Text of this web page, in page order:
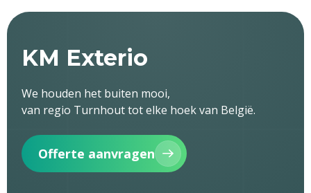
KM Exterio
We houden het buiten mooi,
van regio Turnhout tot elke hoek van België.
Offerte aanvragen